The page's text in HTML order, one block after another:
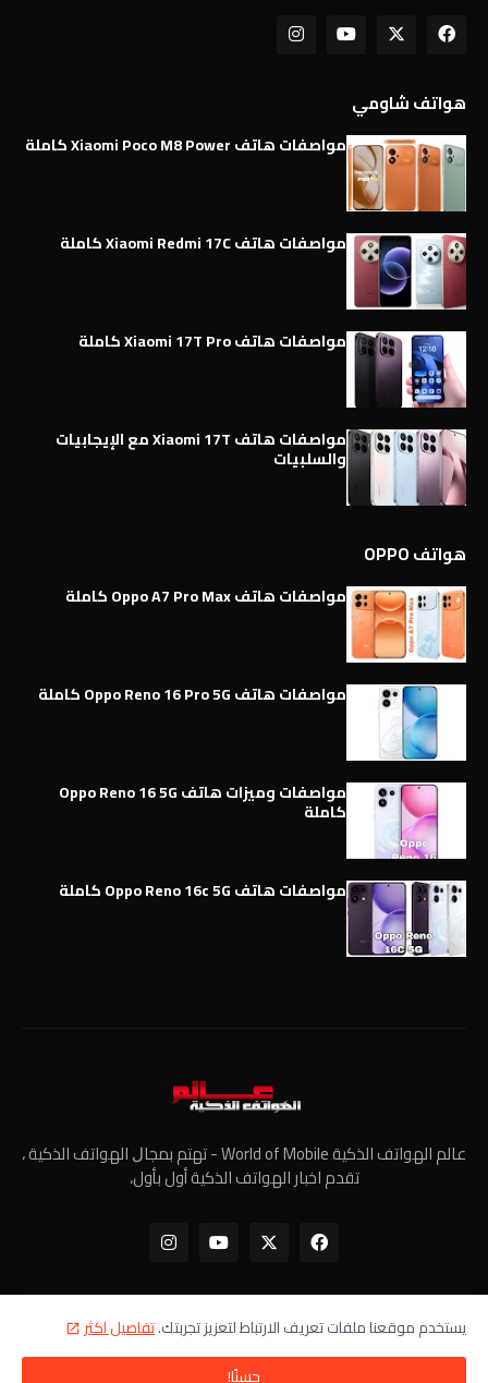
هواتف شاومي
مواصفات هاتف Xiaomi Poco M8 Power كاملة
مواصفات هاتف Xiaomi Redmi 17C كاملة
مواصفات هاتف Xiaomi 17T Pro كاملة
مواصفات هاتف Xiaomi 17T مع الإيجابيات
والسلبيات
هواتف OPPO
مواصفات هاتف Oppo A7 Pro Max كاملة
مواصفات هاتف Oppo Reno 16 Pro 5G كاملة
مواصفات وميزات هاتف Oppo Reno 16 5G
كاملة
مواصفات هاتف Oppo Reno 16c 5G كاملة
عالم الهواتف الذكية World of Mobile - ﺗﻬﺘﻢ ﺑﻤﺠﺎﻝ الهواتف الذكية ،
تقدم اخبار الهواتف الذكية أول بأول،
الرئيسية معلومات عنا سياسة الخصوصية اتصل بنا
يستخدم موقعنا ملفات تعريف الارتباط لتعزيز تجربتك.تفاصيل اكثر
حسنًا!